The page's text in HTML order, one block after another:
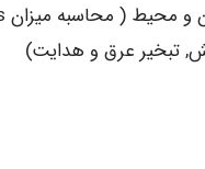
تبخیر عرق و هدایت)